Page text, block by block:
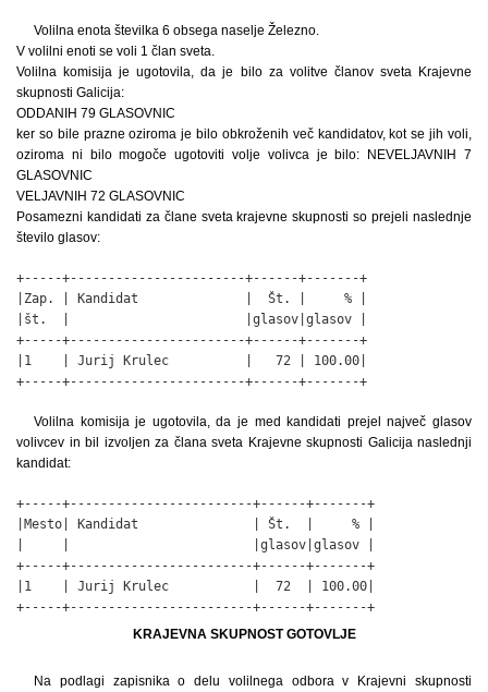
Volilna enota številka 6 obsega naselje Železno.
V volilni enoti se voli 1 član sveta.
Volilna komisija je ugotovila, da je bilo za volitve članov sveta Krajevne
skupnosti Galicija:
ODDANIH 79 GLASOVNIC
ker so bile prazne oziroma je bilo obkroženih več kandidatov, kot se jih voli,
oziroma ni bilo mogoče ugotoviti volje volivca je bilo: NEVELJAVNIH 7
GLASOVNIC
VELJAVNIH 72 GLASOVNIC
Posamezni kandidati za člane sveta krajevne skupnosti so prejeli naslednje
število glasov:
+-----+-----------------------+------+-------+
|Zap. | Kandidat              |  Št. |     % |
|št.  |                       |glasov|glasov |
+-----+-----------------------+------+-------+
|1    | Jurij Krulec          |   72 | 100.00|
+-----+-----------------------+------+-------+
Volilna komisija je ugotovila, da je med kandidati prejel največ glasov
volivcev in bil izvoljen za člana sveta Krajevne skupnosti Galicija naslednji
kandidat:
+-----+------------------------+------+-------+
|Mesto| Kandidat               | Št.  |     % |
|     |                        |glasov|glasov |
+-----+------------------------+------+-------+
|1    | Jurij Krulec           |  72  | 100.00|
+-----+------------------------+------+-------+
KRAJEVNA SKUPNOST GOTOVLJE
Na podlagi zapisnika o delu volilnega odbora v Krajevni skupnosti